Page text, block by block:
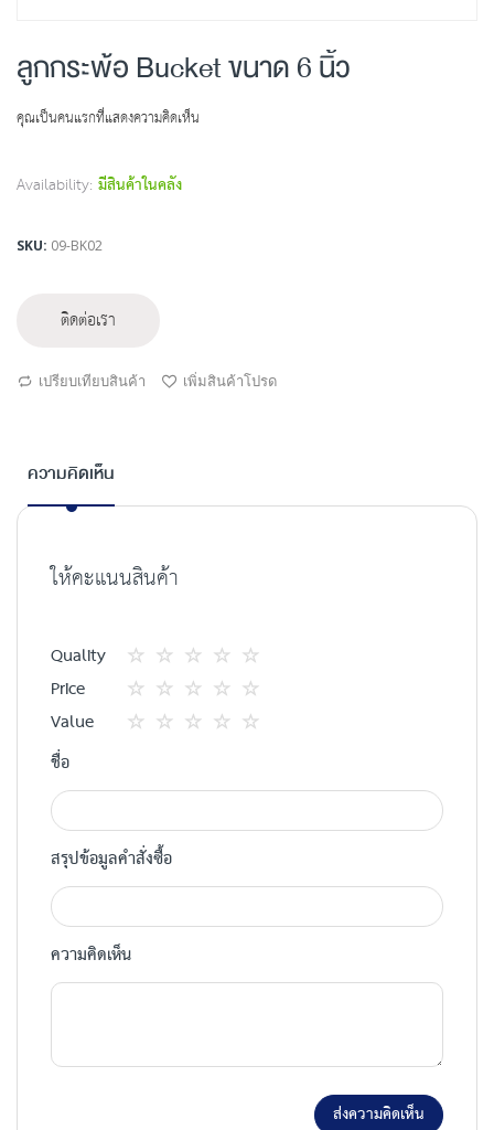
to
the
ลูกกระพ้อ Bucket ขนาด 6 นิ้ว
คุณเป็นคนแรกที่แสดงความคิดเห็น
Availability: มีสินค้าในคลัง
SKU 09-BK02
ติดต่อเรา
เปรียบเทียบสินค้า เพิ่มสินค้าโปรด
ความคิดเห็น
ให้คะแนนสินค้า
Quality
1
star
2
ดาว
3
ดาว
4
ดาว
5
ดาว
Price
1
2
3
4
5
Value
ชื่อ
สรุปข้อมูลคำสั่งซื้อ
ความคิดเห็น
ส่งความคิดเห็น